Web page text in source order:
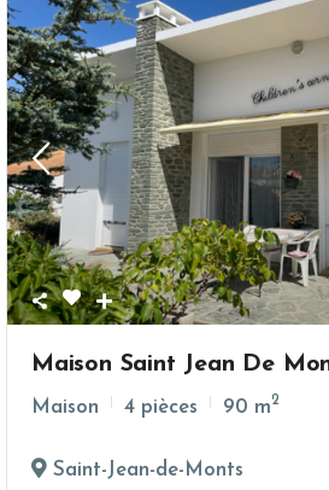
Maison Saint Jean De
Maison 4 pièces 90 m2
Saint-Jean-de-Monts